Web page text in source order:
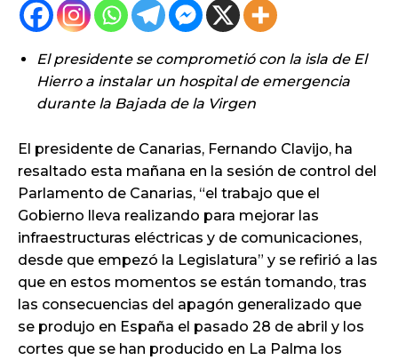
El presidente se comprometió con la isla de El
Hierro a instalar un hospital de emergencia
durante la Bajada de la Virgen
El presidente de Canarias, Fernando Clavijo, ha
resaltado esta mañana en la sesión de control del
Parlamento de Canarias, “el trabajo que el
Gobierno lleva realizando para mejorar las
infraestructuras eléctricas y de comunicaciones,
desde que empezó la Legislatura” y se refirió a las
que en estos momentos se están tomando, tras
las consecuencias del apagón generalizado que
se produjo en España el pasado 28 de abril y los
cortes que se han producido en La Palma los